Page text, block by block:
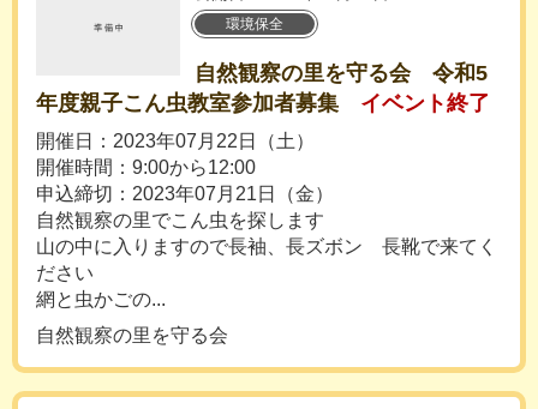
環境保全
自然観察の里を守る会 令和5
年度親子こん虫教室参加者募集
イベント終了
開催日：2023年07月22日（土）
開催時間：9:00から12:00
申込締切：2023年07月21日（金）
自然観察の里でこん虫を探します
山の中に入りますので長袖、長ズボン 長靴で来てく
ださい
網と虫かごの...
自然観察の里を守る会